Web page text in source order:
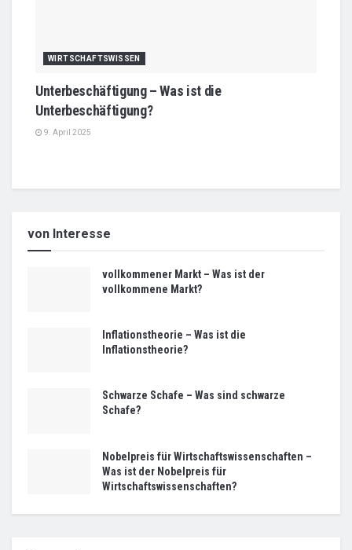
WIRTSCHAFTSWISSEN
Unterbeschäftigung – Was ist die
Unterbeschäftigung?
9. April 2025
von Interesse
vollkommener Markt – Was ist der
vollkommene Markt?
Inflationstheorie – Was ist die
Inflationstheorie?
Schwarze Schafe – Was sind schwarze
Schafe?
Nobelpreis für Wirtschaftswissenschaften –
Was ist der Nobelpreis für
Wirtschaftswissenschaften?